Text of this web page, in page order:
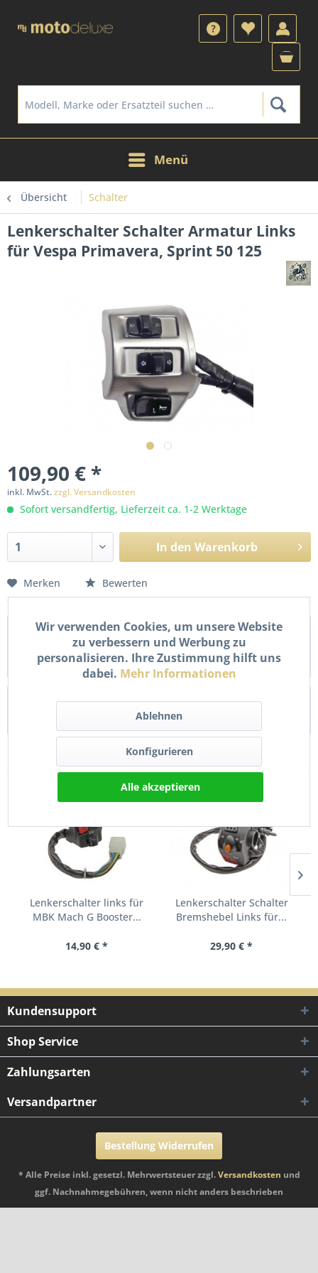
Menü
Übersicht Schalter
Lenkerschalter Schalter Armatur Links
für Vespa Primavera, Sprint 50 125
109,90 € *
inkl. MwSt.zzgl. Versandkosten
Sofort versandfertig, Lieferzeit ca. 1-2 Werktage
In den Warenkorb
Merken Bewerten
Beschreibung
Der Lenkerschalter Schalter Armatur Links ist ein wichtiger
Bestandteil Ihrer Vespa Primavera...mehr
Bewertungen
0
Bewertungen lesen, schreiben und diskutieren...
Kunden haben sich ebenfalls angesehen
Lenkerschalter links für
MBK Mach G Booster...
14,90 € *
Lenkerschalter Schalter
Bremshebel Links für...
29,90 € *
Kundensupport
Shop Service
Zahlungsarten
Versandpartner
Bestellung Widerrufen
* Alle Preise inkl. gesetzl. Mehrwertsteuer zzgl.Versandkosten und
ggf. Nachnahmegebühren, wenn nicht anders beschrieben
Wir verwenden Cookies, um unsere Website
zu verbessern und Werbung zu
personalisieren. Ihre Zustimmung hilft uns
dabei. Mehr Informationen
Ablehnen
Konfigurieren
Alle akzeptieren